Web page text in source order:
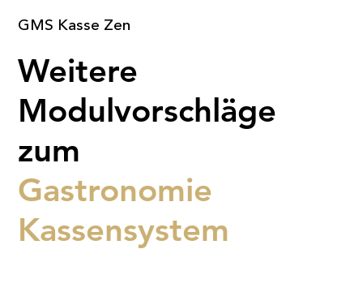
GMS Kasse Zen
Weitere
Modulvorschläge
zum
Gastronomie
Kassensystem